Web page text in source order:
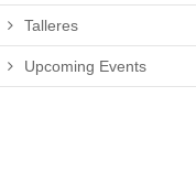
Talleres
Upcoming Events